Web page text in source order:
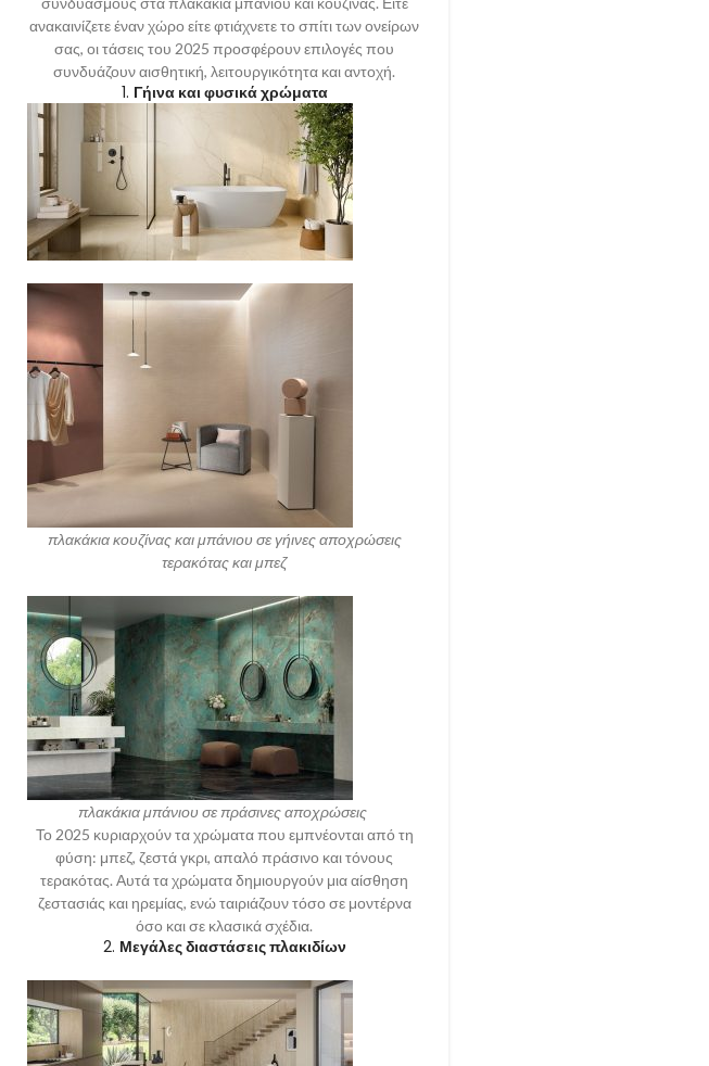
ανακαινίζετε έναν χώρο είτε φτιάχνετε το σπίτι των ονείρων
σας, οι τάσεις του 2025 προσφέρουν επιλογές που
συνδυάζουν αισθητική, λειτουργικότητα και αντοχή.
1. Γήινα και φυσικά χρώματα
πλακάκια κουζίνας και μπάνιου σε γήινες αποχρώσεις
τερακότας και μπεζ
πλακάκια μπάνιου σε πράσινες αποχρώσεις
Το 2025 κυριαρχούν τα χρώματα που εμπνέονται από τη
φύση: μπεζ, ζεστά γκρι, απαλό πράσινο και τόνους
τερακότας. Αυτά τα χρώματα δημιουργούν μια αίσθηση
ζεστασιάς και ηρεμίας, ενώ ταιριάζουν τόσο σε μοντέρνα
όσο και σε κλασικά σχέδια.
2. Μεγάλες διαστάσεις πλακιδίων